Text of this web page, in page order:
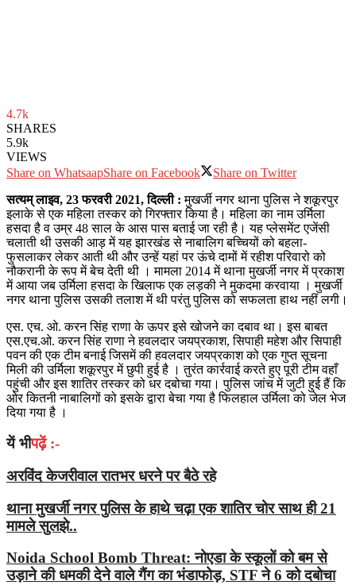
4.7k
SHARES
5.9k
VIEWS
Share on WhatsaapShare on Facebook
Share on Twitter
सत्यम् लाइव, 23 फरवरी 2021, दिल्ली : मुखर्जी नगर थाना पुलिस ने शकूरपुर
इलाके से एक महिला तस्कर को गिरफ्तार किया है। महिला का नाम उर्मिला
हसदा है व उम्र 48 साल के आस पास बताई जा रही है। यह प्लेसमेंट एजेंसी
चलाती थी उसकी आड़ में यह झारखंड से नाबालिग बच्चियों को बहला-
फुसलाकर लेकर आती थी और उन्हें यहां पर ऊंचे दामों में रहीश परिवारो को
नौकरानी के रूप में बेच देती थी । मामला 2014 में थाना मुखर्जी नगर में प्रकाश
में आया जब उर्मिला हसदा के खिलाफ एक लड़की ने मुकदमा करवाया । मुखर्जी
नगर थाना पुलिस उसकी तलाश में थी परंतु पुलिस को सफलता हाथ नहीं लगी।
एस. एच. ओ. करन सिंह राणा के ऊपर इसे खोजने का दबाव था। इस बाबत
एस.एच.ओ. करन सिंह राणा ने हवलदार जयप्रकाश, सिपाही महेश और सिपाही
पवन की एक टीम बनाई जिसमें की हवलदार जयप्रकाश को एक गुप्त सूचना
मिली की उर्मिला शकूरपुर में छुपी हुई है । तुरंत कार्रवाई करते हुए पूरी टीम वहाँ
पहुंची और इस शातिर तस्कर को धर दबोचा गया। पुलिस जांच में जुटी हुई हैं कि
ओर कितनी नाबालिगों को इसके द्वारा बेचा गया है फिलहाल उर्मिला को जेल भेज
दिया गया है ।
यें भीपढ़ें :-
अरविंद केजरीवाल रातभर धरने पर बैठे रहे
थाना मुखर्जी नगर पुलिस के हाथे चढ़ा एक शातिर चोर साथ ही 21
मामले सुलझे..
Noida School Bomb Threat: नोएडा के स्कूलों को बम से
उड़ाने की धमकी देने वाले गैंग का भंडाफोड़, STF ने 6 को दबोचा